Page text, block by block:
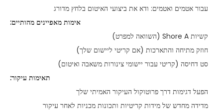
עבור אטמים ואטמים: ודא את ביצועי האיטום בלחץ מדורג
אימות מאפיינים מהותיים:
קשיות Shore A (השוואה למפרט)
חוזק מתיחה והתארכות (אם קריטי ליישום שלך)
סט דחיסה (קריטי עבור יישומי צינורות משאבה ואיטום)
תאימות עיקור:
הפעל דגימות דרך פרוטוקול העיקור האמיתי שלך
מדידה מחדש של מידות קריטיות ותכונות מכניות לאחר עיקור